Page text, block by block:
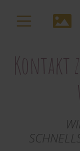
Media-
Kontakt